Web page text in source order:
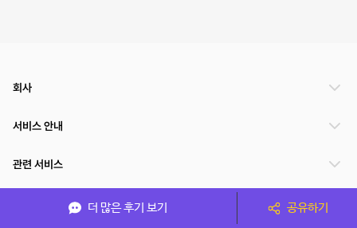
더 많은 후기 보기 공유하기
회사
서비스 안내
관련 서비스